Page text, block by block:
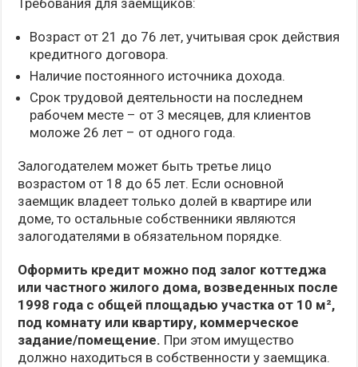
Требования для заемщиков:
Возраст от 21 до 76 лет, учитывая срок действия
кредитного договора.
Наличие постоянного источника дохода.
Срок трудовой деятельности на последнем
рабочем месте – от 3 месяцев, для клиентов
моложе 26 лет – от одного года.
Залогодателем может быть третье лицо
возрастом от 18 до 65 лет. Если основной
заемщик владеет только долей в квартире или
доме, то остальные собственники являются
залогодателями в обязательном порядке.
Оформить кредит можно под залог коттеджа
или частного жилого дома, возведенных после
1998 года с общей площадью участка от 10 м²,
под комнату или квартиру, коммерческое
задание/помещение. При этом имущество
должно находиться в собственности у заемщика.